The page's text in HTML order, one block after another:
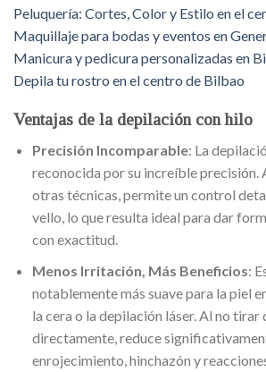
Peluquería: Cortes, Color y Estilo en el
Maquillaje para bodas y eventos en
Manicura y pedicura personalizadas en
Depila tu rostro en el centro de Bilbao
Ventajas de la depilación con hilo
Precisión Incomparable: La
reconocida por su increíble precisión.
otras técnicas, permite un control
vello, lo que resulta ideal para dar
con exactitud.
Menos Irritación, Más Beneficios:
notablemente más suave para la piel
la cera o la depilación láser. Al no tirar
directamente, reduce
enrojecimiento, hinchazón y